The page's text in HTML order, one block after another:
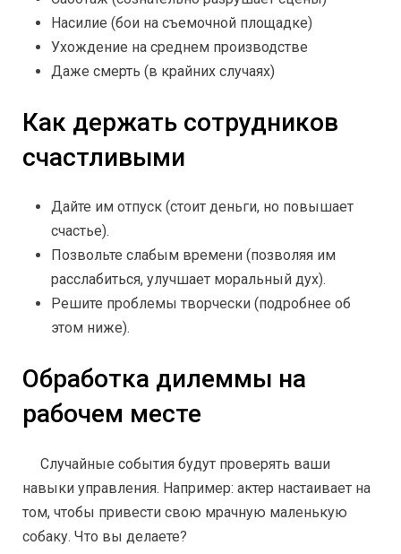
Насилие (бои на съемочной площадке)
Ухождение на среднем производстве
Даже смерть (в крайних случаях)
Как держать сотрудников
счастливыми
Дайте им отпуск (стоит деньги, но повышает
счастье).
Позвольте слабым времени (позволяя им
расслабиться, улучшает моральный дух).
Решите проблемы творчески (подробнее об
этом ниже).
Обработка дилеммы на
рабочем месте
Случайные события будут проверять ваши
навыки управления. Например: актер настаивает на
том, чтобы привести свою мрачную маленькую
собаку. Что вы делаете?